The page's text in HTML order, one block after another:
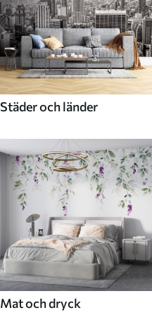
Städer och länder
Mat och dryck